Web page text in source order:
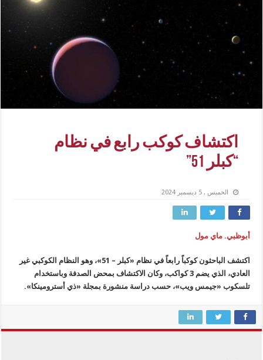
اكتشاف كوكب رابع في نظام
“كبلر 51”
الخميس , 5 ديسمبر 2024
أبوظبي. ماي مول
اكتشف الباحثون كوكباً رابعاً في نظام «كبلر – 51»، وهو النظام الكوكبي غير
العادي، الذي يضم 3 كواكب، وكان الاكتشاف بمحض الصدفة وباستخدام
تلسكوب «جيمس ويب»، حسب دراسة منشورة بمجلة «ذي أسترومينكا».